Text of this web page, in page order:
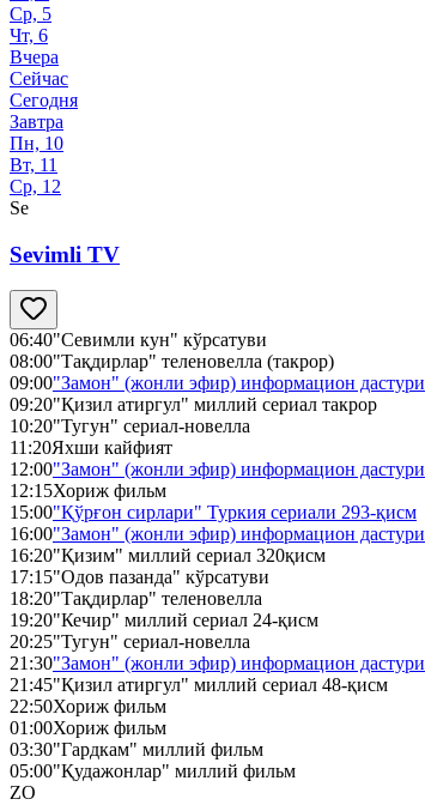
Ср, 5
Чт, 6
Вчера
Сейчас
Сегодня
Завтра
Пн, 10
Вт, 11
Ср, 12
Se
Sevimli TV
06:40"Севимли кун" кўрсатуви
08:00"Тақдирлар" теленовелла (такрор)
09:00"Замон" (жонли эфир) информацион дастури
09:20"Қизил атиргул" миллий сериал такрор
10:20"Тугун" сериал-новелла
11:20Яхши кайфият
12:00"Замон" (жонли эфир) информацион дастури
12:15Хориж фильм
15:00"Қўрғон сирлари" Туркия сериали 293-қисм
16:00"Замон" (жонли эфир) информацион дастури
16:20"Қизим" миллий сериал 320қисм
17:15"Одов пазанда" кўрсатуви
18:20"Тақдирлар" теленовелла
19:20"Кечир" миллий сериал 24-қисм
20:25"Тугун" сериал-новелла
21:30"Замон" (жонли эфир) информацион дастури
21:45"Қизил атиргул" миллий сериал 48-қисм
22:50Хориж фильм
01:00Хориж фильм
03:30"Гардкам" миллий фильм
05:00"Қудажонлар" миллий фильм
ZO